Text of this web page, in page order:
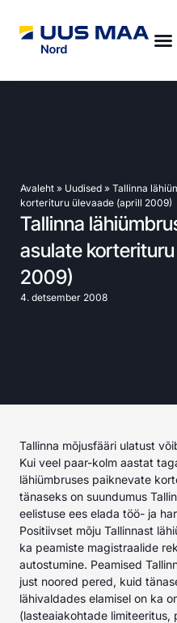
Avaleht » Uudised » Tallinna
korterituru ülevaade (aprill 2009)
Tallinna
asulate
2009)
4. detsember 2008
Tallinna mõjusfääri ulatust
Kui veel paar-kolm aastat
lähiümbruses paiknevate
tänaseks on suundumus
eelistuse ees elada töö- ja
Positiivset mõju Tallinnast
ka peamiste magistraalide
autostumine. Peamised
just noored pered, kuid
lähivaldades elamisel on ka
(lasteaiakohtade limiteeritus,